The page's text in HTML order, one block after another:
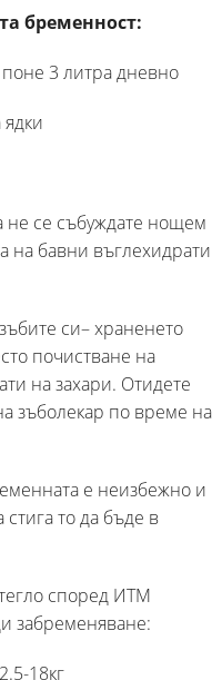
бременност:
3 литра дневно
не се събуждате нощем
на бавни въглехидрати
си– храненето
почистване на
на захари. Отидете
зъболекар по време на
е неизбежно и
то да бъде в
според ИТМ
забременяване:
18кг